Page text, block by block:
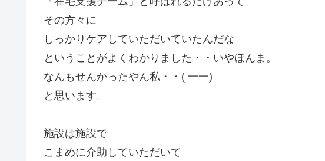
その方々に
しっかりケアしていただいていたんだな
ということがよくわかりました・・いやほんま。
なんもせんかったやん私・・( 一一)
と思います。
施設は施設で
こまめに介助していただいて